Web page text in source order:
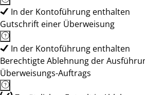
In der Kontoführung enthalten
Gutschrift einer Überweisung
In der Kontoführung enthalten
Berechtigte Ablehnung der
Überweisungs-Auftrags